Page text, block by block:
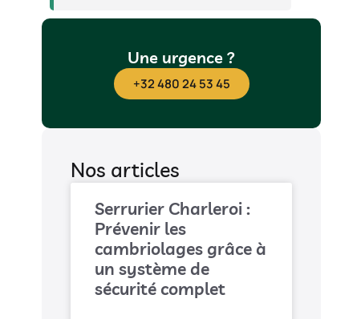
Une urgence ?
+32 480 24 53 45
Nos articles
Serrurier Charleroi :
Prévenir les
cambriolages grâce à
un système de
sécurité complet